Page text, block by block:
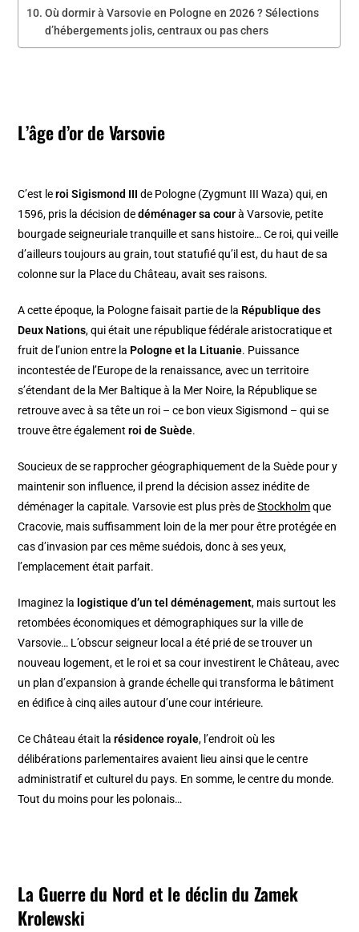
Où dormir à Varsovie en Pologne en 2026 ? Sélections
d’hébergements jolis, centraux ou pas chers
L’âge d’or de Varsovie
C’est leroi Sigismond III de Pologne (Zygmunt III Waza) qui, en
1596, pris la décision dedéménager sa courà Varsovie, petite
bourgade seigneuriale tranquille et sans histoire… Ce roi, qui veille
d’ailleurs toujours au grain, tout statufié qu’il est, du haut de sa
colonne sur la Place du Château, avait ses raisons.
A cette époque, la Pologne faisait partie de la République des
Deux Nations, qui était une république fédérale aristocratique et
fruit de l’union entre la Pologne et la Lituanie. Puissance
incontestée de l’Europe de la renaissance, avec un territoire
s’étendant de la Mer Baltique à la Mer Noire, la République se
retrouve avec à sa tête un roi – ce bon vieux Sigismond – qui se
trouve être égalementroi de Suède.
Soucieux de se rapprocher géographiquement de la Suède pour y
maintenir son influence, il prend la décision assez inédite de
déménager la capitale. Varsovie est plus près deStockholmque
Cracovie, mais suffisamment loin de la mer pour être protégée en
cas d’invasion par ces même suédois, donc à ses yeux,
l’emplacement était parfait.
Imaginez la logistique d’un tel déménagement, mais surtout les
retombées économiques et démographiques sur la ville de
Varsovie… L’obscur seigneur local a été prié de se trouver un
nouveau logement, et le roi et sa cour investirent le Château, avec
un plan d’expansion à grande échelle qui transforma le bâtiment
en édifice à cinq ailes autour d’une cour intérieure.
Ce Château était larésidence royale, l’endroit où les
délibérations parlementaires avaient lieu ainsi que le centre
administratif et culturel du pays. En somme, le centre du monde.
Tout du moins pour les polonais…
La Guerre du Nord et le déclin du Zamek
Krolewski